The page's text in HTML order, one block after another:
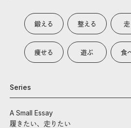
鍛える 整える 走
痩せる 遊ぶ 食
Series
A Small Essay
履きたい、走りたい